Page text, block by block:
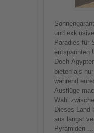
und
Paradies für
entspannten
Doch
bieten als
während
Ausflüge
Wahl
Dieses Land
aus längst
Pyramiden ...